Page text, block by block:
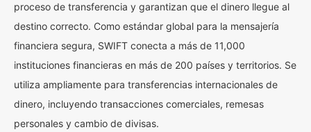
proceso de transferencia y garantizan que el dinero llegue al
destino correcto. Como estándar global para la mensajería
financiera segura, SWIFT conecta a más de 11,000
instituciones financieras en más de 200 países y territorios. Se
utiliza ampliamente para transferencias internacionales de
dinero, incluyendo transacciones comerciales, remesas
personales y cambio de divisas.